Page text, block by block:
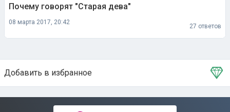
Почему говорят "Старая дева"
08 марта 2017, 20:42
27 ответов
Добавить в избранное
Тема в избранном